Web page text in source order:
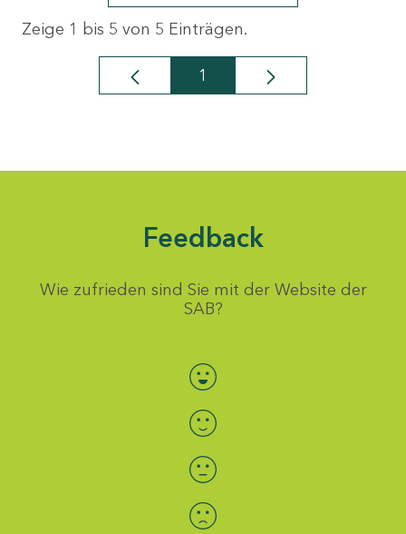
Zeige 1 bis 5 von 5 Einträgen.
Seite
1
Feedback
Wie zufrieden sind Sie mit der Website der
SAB?
Bewertung auswählen